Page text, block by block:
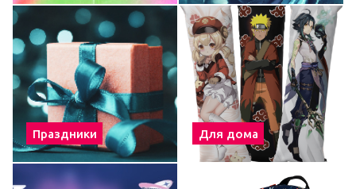
Праздники Для дома